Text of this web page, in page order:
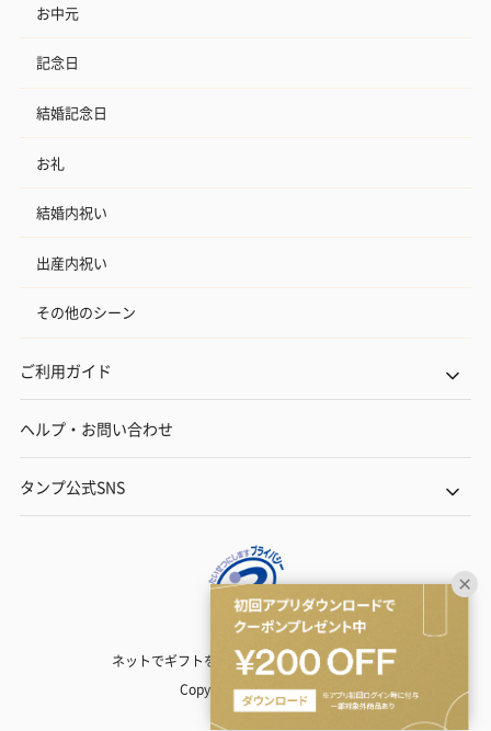
お中元
記念日
結婚記念日
お礼
結婚内祝い
出産内祝い
その他のシーン
ご利用ガイド
ヘルプ・お問い合わせ
タンプ公式SNS
ネットでギフトを贈るなら | TANP（タンプ）
Copyright© TANP Inc.